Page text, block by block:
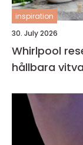
inspiration
30. July 2026
Whirlpool
hållbara